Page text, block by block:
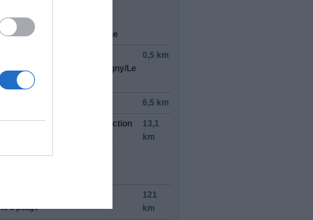
Lille/ Metz
/Bobigny Nogent Sur Marne
de
Bobigny/Le
0,5 km
6,5 km
la sortie
en direction
13,1
km
à péage
121
km